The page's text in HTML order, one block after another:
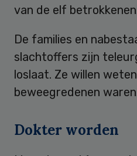
van de elf
De families en
slachtoffers zijn
loslaat. Ze willen
beweegredenen
Dokter worden